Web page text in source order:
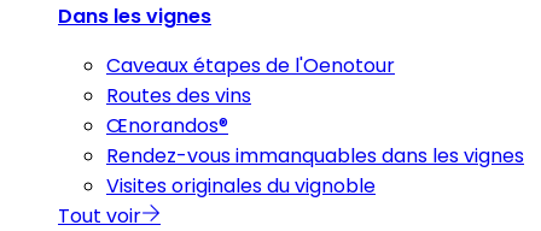
Dans les vignes
Caveaux étapes de l'Oenotour
Routes des vins
Œnorandos®
Rendez-vous immanquables dans les vignes
Visites originales du vignoble
Tout voir